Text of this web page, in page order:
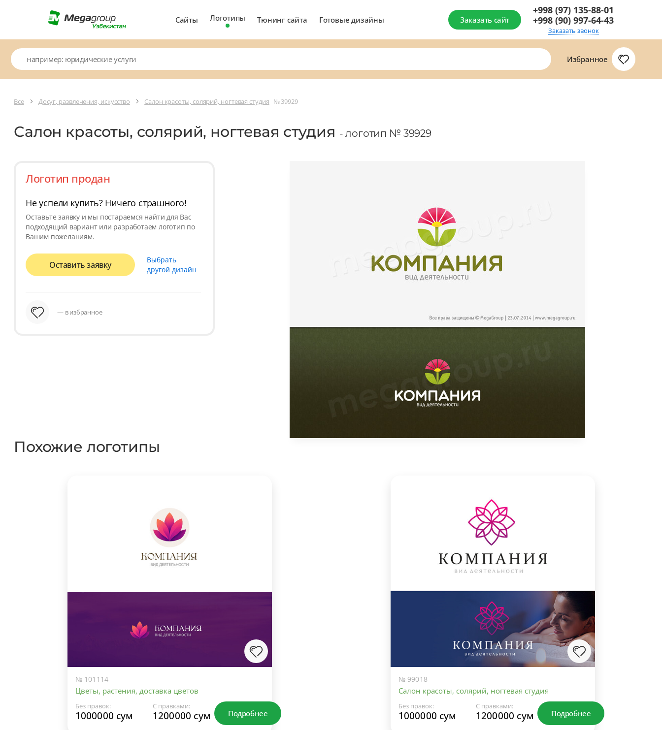
Сайты Логотипы Тюнинг сайта Готовые дизайны Заказать сайт
+998 (97) 135-88-01
+998 (90) 997-64-43
Заказать звонок
Избранное
Все Досуг, развлечения, искусство Салон красоты, солярий, ногтевая студия № 39929
Салон красоты, солярий, ногтевая студия - логотип № 39929
Логотип продан
Не успели купить? Ничего страшного!
Оставьте заявку и мы постараемся найти для Вас
подходящий вариант или разработаем логотип по
Вашим пожеланиям.
Оставить заявку
Выбрать
другой дизайн
— в избранное
Похожие логотипы
№ 101114
Цветы, растения, доставка цветов
Без правок:
1000000 сум
С правками:
1200000 сум Подробнее
№ 99018
Салон красоты, солярий, ногтевая студия
Без правок:
1000000 сум
С правками:
1200000 сум Подробнее